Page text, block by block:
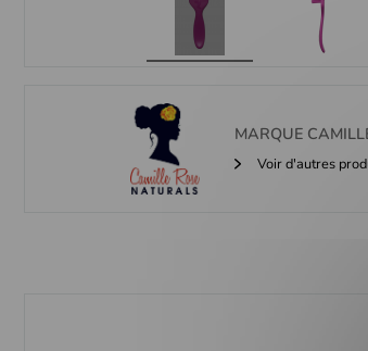
MARQUE
Voir d'autres